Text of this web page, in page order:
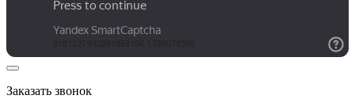
Заказать звонок